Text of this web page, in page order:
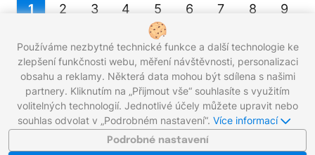
Celkem 242 produktů
1 2 3 4 5 6 7 8
9
12
Zavolejte nám zdarma: 800 203 100
Pracovní dny 8:00 - 17:00
Napište nám:info@gigaprint.cz©2026 gigaprint.cz
Používáme nezbytné technické funkce a další technologie ke
zlepšení funkčnosti webu, měření návštěvnosti, personalizaci
obsahu a reklamy. Některá data mohou být sdílena s našimi
partnery. Kliknutím na „Přijmout vše“ souhlasíte s využitím
volitelných technologií. Jednotlivé účely můžete upravit nebo
souhlas odvolat v „Podrobném nastavení“. Více informací
Podrobné nastavení